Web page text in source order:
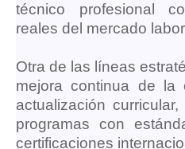
técnico profesional
reales del mercado
Otra de las líneas
mejora continua de la
actualización
programas con
certificaciones